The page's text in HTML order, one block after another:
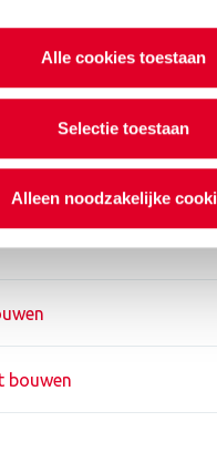
Alle cookies toestaan
Selectie toestaan
Alleen noodzakelijke
bouwen